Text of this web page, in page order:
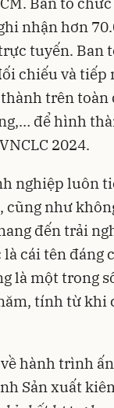
nhận hơn
tuyến. Ban
chiếu và tiếp
trên toàn
để hình
2024.
nghiệp luôn
cũng như
đến trải
cái tên đáng
là một trong
tính từ khi
về hành trình
Sản xuất